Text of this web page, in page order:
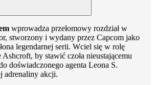
wprowadza przełomowy rozdział w
stworzony i wydany przez Capcom jako
legendarnej serii. Wciel się w rolę
by stawić czoła nieustającemu
doświadczonego agenta Leona S.
adrenaliny akcji.